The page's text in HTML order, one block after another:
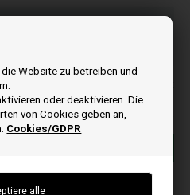
Website zu betreiben und
oder deaktivieren. Die
von Cookies geben an,
Cookies/GDPR
versendet montag
Alle Preise inkl. MwSt
15,00EUR
Auf lager